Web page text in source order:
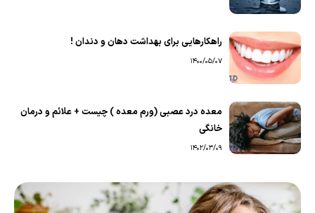
راهکارهایی برای بهداشت دهان و دندان !
1400/05/07
معده درد عصبی (ورم معده ) چیست + علائم و درمان
خانگی
1402/03/09